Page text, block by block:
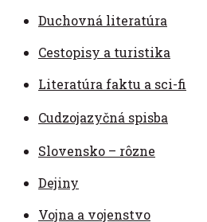
Duchovná literatúra
Cestopisy a turistika
Literatúra faktu a sci-fi
Cudzojazyčná spisba
Slovensko – rôzne
Dejiny
Vojna a vojenstvo